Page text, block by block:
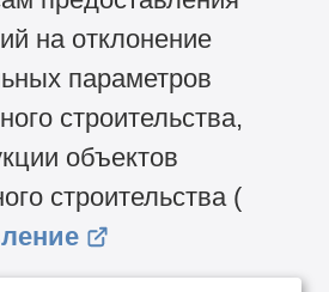
на отклонение
параметров
строительства,
объектов
строительства (